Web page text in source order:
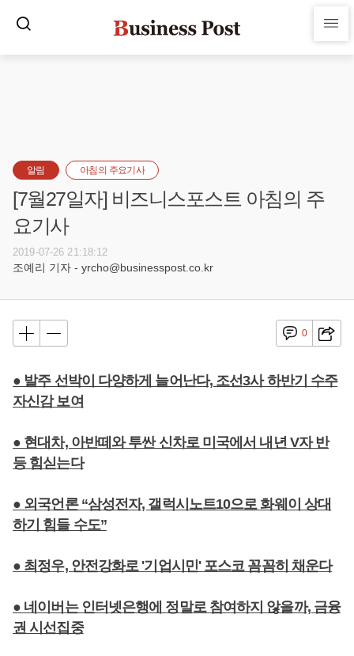
알림 아침의 주요기사
[7월27일자] 비즈니스포스트 아침의 주
요기사
2019-07-26 21:18:12
조예리 기자 - yrcho@businesspost.co.kr
0
● 발주 선박이 다양하게 늘어난다, 조선3사 하반기 수주
자신감 보여
● 현대차, 아반떼와 투싼 신차로 미국에서 내년 V자 반
등 힘싣는다
● 외국언론 “삼성전자, 갤럭시노트10으로 화웨이 상대
하기 힘들 수도”
● 최정우, 안전강화로 '기업시민' 포스코 꼼꼼히 채운다
● 네이버는 인터넷은행에 정말로 참여하지 않을까, 금융
권 시선집중